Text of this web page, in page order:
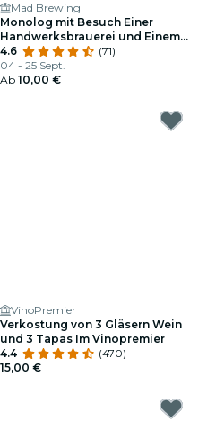
Mad Brewing
Monolog mit Besuch Einer
Handwerksbrauerei und Einem
Bierchen
4.6
(71)
04 - 25 Sept.
Ab 10,00 €
VinoPremier
Verkostung von 3 Gläsern Wein
und 3 Tapas Im Vinopremier
4.4
(470)
15,00 €